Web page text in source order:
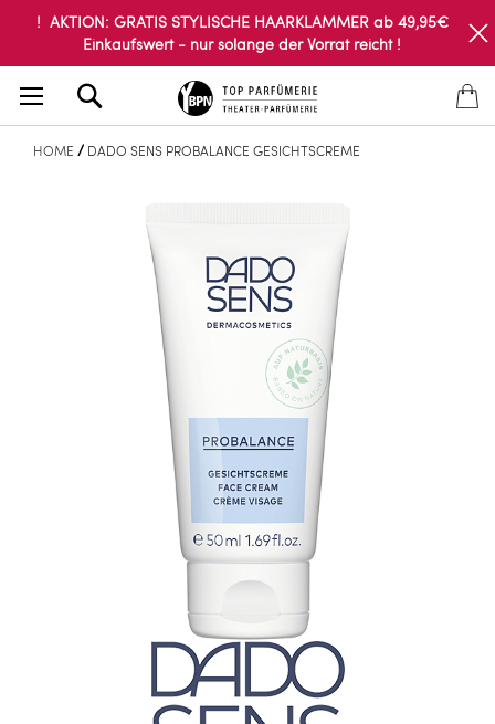
! AKTION: GRATIS STYLISCHE HAARKLAMMER ab 49,95€
Einkaufswert - nur solange der Vorrat reicht !
HOME DADO SENS PROBALANCE GESICHTSCREME